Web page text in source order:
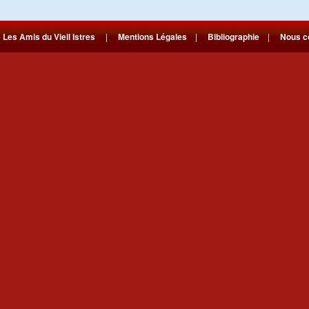
Les Amis du Vieil Istres | Mentions Légales | Bibliographie | Nous